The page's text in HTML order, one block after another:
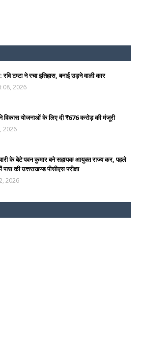
रवि टम्टा ने रचा इतिहास, बनाई उड़ने वाली कार
08, 2026
विकास योजनाओं के लिए दी ₹676 करोड़ की मंजूरी
2026
के बेटे पवन कुमार बने सहायक आयुक्त राज्य कर, पहले
पास की उत्तराखण्ड पीसीएस परीक्षा
2026